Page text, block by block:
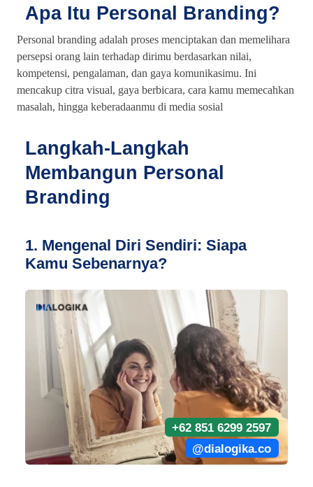
Apa Itu Personal Branding?
Personal branding adalah proses menciptakan dan memelihara
persepsi orang lain terhadap dirimu berdasarkan nilai,
kompetensi, pengalaman, dan gaya komunikasimu. Ini
mencakup citra visual, gaya berbicara, cara kamu memecahkan
masalah, hingga keberadaanmu di media sosial
Langkah-Langkah
Membangun Personal
Branding
1. Mengenal Diri Sendiri: Siapa
Kamu Sebenarnya?
+62 851 6299 2597
@dialogika.co